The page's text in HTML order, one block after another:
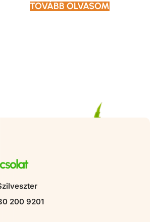
TOVÁBB OLVASOM
200 9201